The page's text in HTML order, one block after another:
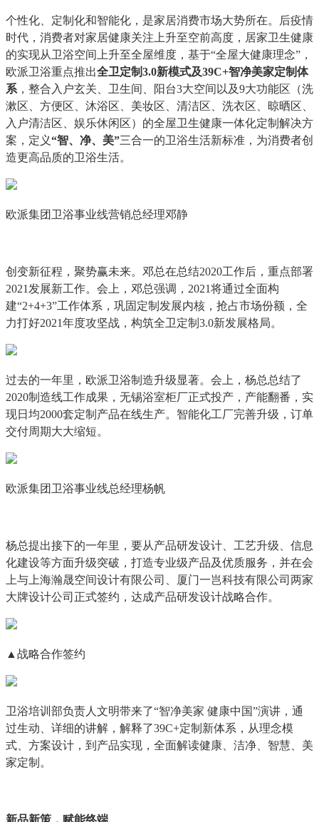
个性化、定制化和智能化，是家居消费市场大势所在。后疫情
时代，消费者对家居健康关注上升至空前高度，居家卫生健康
的实现从卫浴空间上升至全屋维度，基于“全屋大健康理念”，
欧派卫浴重点推出全卫定制3.0新模式及39C+智净美家定制体
系 ，整合入户玄关、卫生间、阳台3大空间以及9大功能区（洗
漱区、方便区、沐浴区、美妆区、清洁区、洗衣区、晾晒区、
入户清洁区、娱乐休闲区）的全屋卫生健康一体化定制解决方
案，定义“智、净、美”三合一的卫浴生活新标准，为消费者创
造更高品质的卫浴生活。
欧派集团卫浴事业线营销总经理邓静
创变新征程，聚势赢未来。邓总在总结2020工作后，重点部署
2021发展新工作。会上，邓总强调，2021将通过全面构
建“2+4+3”工作体系，巩固定制发展内核，抢占市场份额，全
力打好2021年度攻坚战，构筑全卫定制3.0新发展格局。
过去的一年里，欧派卫浴制造升级显著。会上，杨总总结了
2020制造线工作成果，无锡浴室柜厂正式投产，产能翻番，实
现日均2000套定制产品在线生产。智能化工厂完善升级，订单
交付周期大大缩短。
欧派集团卫浴事业线总经理杨帆
杨总提出接下的一年里，要从产品研发设计、工艺升级、信息
化建设等方面升级突破，打造专业级产品及优质服务，并在会
上与上海瀚晟空间设计有限公司、厦门一岂科技有限公司两家
大牌设计公司正式签约，达成产品研发设计战略合作。
▲战略合作签约
卫浴培训部负责人文明带来了“智净美家 健康中国”演讲，通
过生动、详细的讲解，解释了39C+定制新体系，从理念模
式、方案设计，到产品实现，全面解读健康、洁净、智慧、美
家定制。
新品新策，赋能终端